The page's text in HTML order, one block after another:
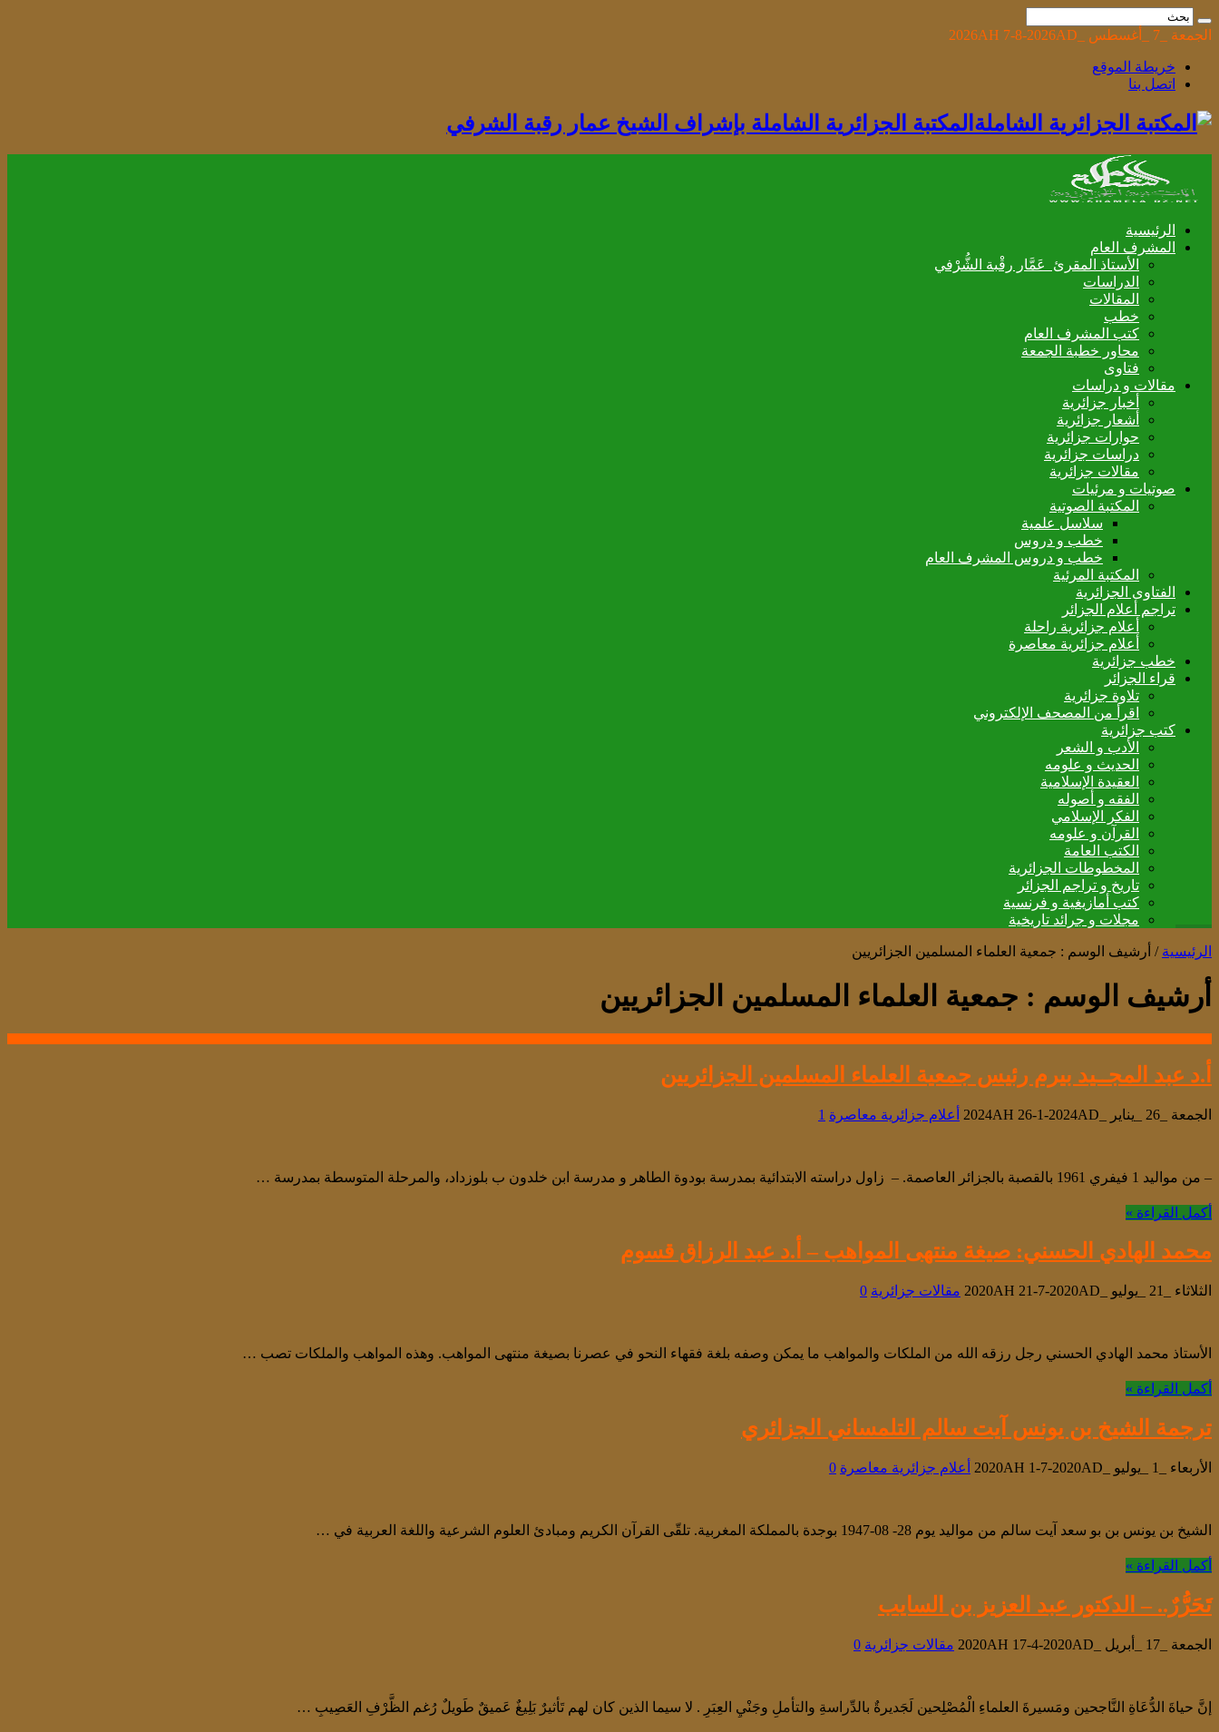
الجمعة _7 _أغسطس _2026AH 7-8-2026AD
خريطة الموقع
اتصل بنا
المكتبة الجزائرية الشاملة بإشراف الشيخ عمار رقبة الشرفي
الرئيسية
المشرف العام
الأستاذ المقرئ عَمَّار رقْبة الشُّرْفي
الدراسات
المقالات
خطب
كتب المشرف العام
محاور خطبة الجمعة
فتاوى
مقالات و دراسات
أخبار جزائرية
أشعار جزائرية
حوارات جزائرية
دراسات جزائرية
مقالات جزائرية
صوتيات و مرئيات
المكتبة الصوتية
سلاسل علمية
خطب و دروس
خطب و دروس المشرف العام
المكتبة المرئية
الفتاوى الجزائرية
تراجم أعلام الجزائر
أعلام جزائرية راحلة
أعلام جزائرية معاصرة
خطب جزائرية
قراء الجزائر
تلاوة جزائرية
اقرأ من المصحف الإلكتروني
كتب جزائرية
الأدب و الشعر
الحديث و علومه
العقيدة الإسلامية
الفقه و أصوله
الفكر الإسلامي
القرآن و علومه
الكتب العامة
المخطوطات الجزائرية
تاريخ و تراجم الجزائر
كتب أمازيغية و فرنسية
مجلات و جرائد تاريخية
الرئيسية / أرشيف الوسم : جمعية العلماء المسلمين الجزائريين
أرشيف الوسم : جمعية العلماء المسلمين الجزائريين
أ.د عبد المجــيد بيرم رئيس جمعية العلماء المسلمين الجزائريين
الجمعة _26 _يناير _2024AH 26-1-2024AD أعلام جزائرية معاصرة 1
– من مواليد 1 فيفري 1961 بالقصبة بالجزائر العاصمة. – زاول دراسته الابتدائية بمدرسة بودوة الطاهر و مدرسة ابن خلدون ب بلوزداد، والمرحلة المتوسطة بمدرسة …
أكمل القراءة »
محمد الهادي الحسني: صيغة منتهى المواهب – أ.د عبد الرزاق قسوم
الثلاثاء _21 _يوليو _2020AH 21-7-2020AD مقالات جزائرية 0
الأستاذ محمد الهادي الحسني رجل رزقه الله من الملكات والمواهب ما يمكن وصفه بلغة فقهاء النحو في عصرنا بصيغة منتهى المواهب. وهذه المواهب والملكات تصب …
أكمل القراءة »
ترجمة الشيخ بن يونس آيت سالم التلمساني الجزائري
الأربعاء _1 _يوليو _2020AH 1-7-2020AD أعلام جزائرية معاصرة 0
الشيخ بن يونس بن بو سعد آيت سالم من مواليد يوم 28- 08-1947 بوجدة بالمملكة المغربية. تلقّى القرآن الكريم ومبادئ العلوم الشرعية واللغة العربية في …
أكمل القراءة »
تَحَرُّرٌ.. – الدكتور عبد العزيز بن السايب
الجمعة _17 _أبريل _2020AH 17-4-2020AD مقالات جزائرية 0
إنَّ حياةَ الدُّعَاةِ النَّاجحين ومَسيرةَ العلماءِ الْمُصْلِحين لَجَديرةٌ بالدِّراسةِ والتأملِ وجَنْيِ العِبَرِ . لا سيما الذين كان لهم تَأثيرٌ بَلِيغٌ عَميقٌ طَويلٌ رُغم الظَّرْفِ العَصِيبِ …